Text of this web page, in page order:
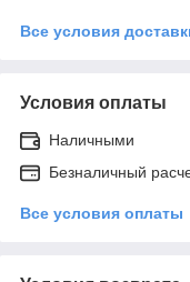
Все условия
Условия оплаты
Наличными
Безналичный
Все условия оплаты